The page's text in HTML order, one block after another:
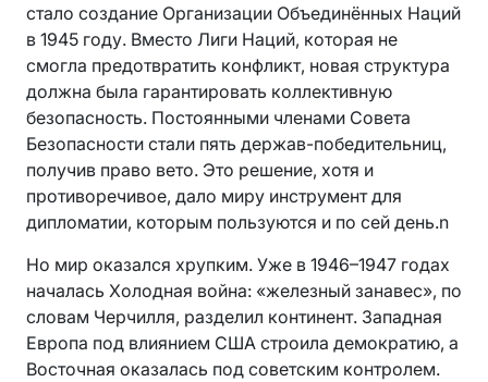
стало создание Организации Объединённых Наций
в 1945 году. Вместо Лиги Наций, которая не
смогла предотвратить конфликт, новая структура
должна была гарантировать коллективную
безопасность. Постоянными членами Совета
Безопасности стали пять держав-победительниц,
получив право вето. Это решение, хотя и
противоречивое, дало миру инструмент для
дипломатии, которым пользуются и по сей день.n
Но мир оказался хрупким. Уже в 1946–1947 годах
началась Холодная война: «железный занавес», по
словам Черчилля, разделил континент. Западная
Европа под влиянием США строила демократию, а
Восточная оказалась под советским контролем.